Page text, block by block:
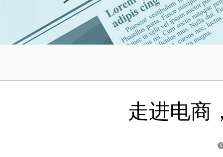
走进电商